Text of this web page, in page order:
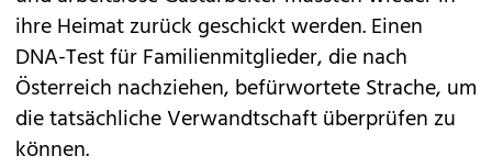
ihre Heimat zurück geschickt werden. Einen
DNA-Test für Familienmitglieder, die nach
Österreich nachziehen, befürwortete Strache, um
die tatsächliche Verwandtschaft überprüfen zu
können.